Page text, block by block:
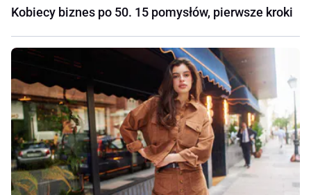
Kobiecy biznes po 50. 15 pomysłów, pierwsze kroki